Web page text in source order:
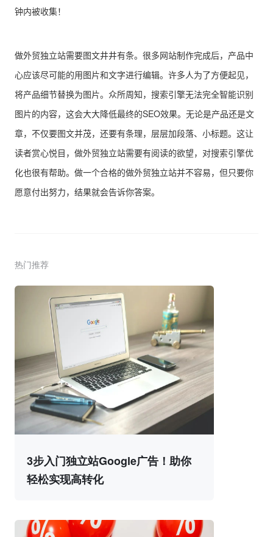
钟内被收集！
做外贸独立站需要图文井井有条。很多网站制作完成后，产品中
心应该尽可能的用图片和文字进行编辑。许多人为了方便起见，
将产品细节替换为图片。众所周知，搜索引擎无法完全智能识别
图片的内容，这会大大降低最终的SEO效果。无论是产品还是文
章，不仅要图文并茂，还要有条理，层层加段落、小标题。这让
读者赏心悦目，做外贸独立站需要有阅读的欲望，对搜索引擎优
化也很有帮助。做一个合格的做外贸独立站并不容易，但只要你
愿意付出努力，结果就会告诉你答案。
热门推荐
3步入门独立站Google广告！助你
轻松实现高转化